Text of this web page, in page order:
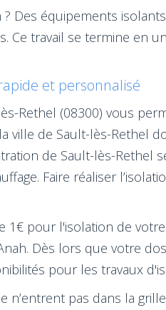
Des équipements
Ce travail se termine en
et personnalisé
Rethel (08300) vous
ville de Sault-lès-Rethel
de Sault-lès-Rethel
Faire réaliser
1€ pour l'isolation de
Dès lors que votre
pour les travaux
n’entrent pas dans la